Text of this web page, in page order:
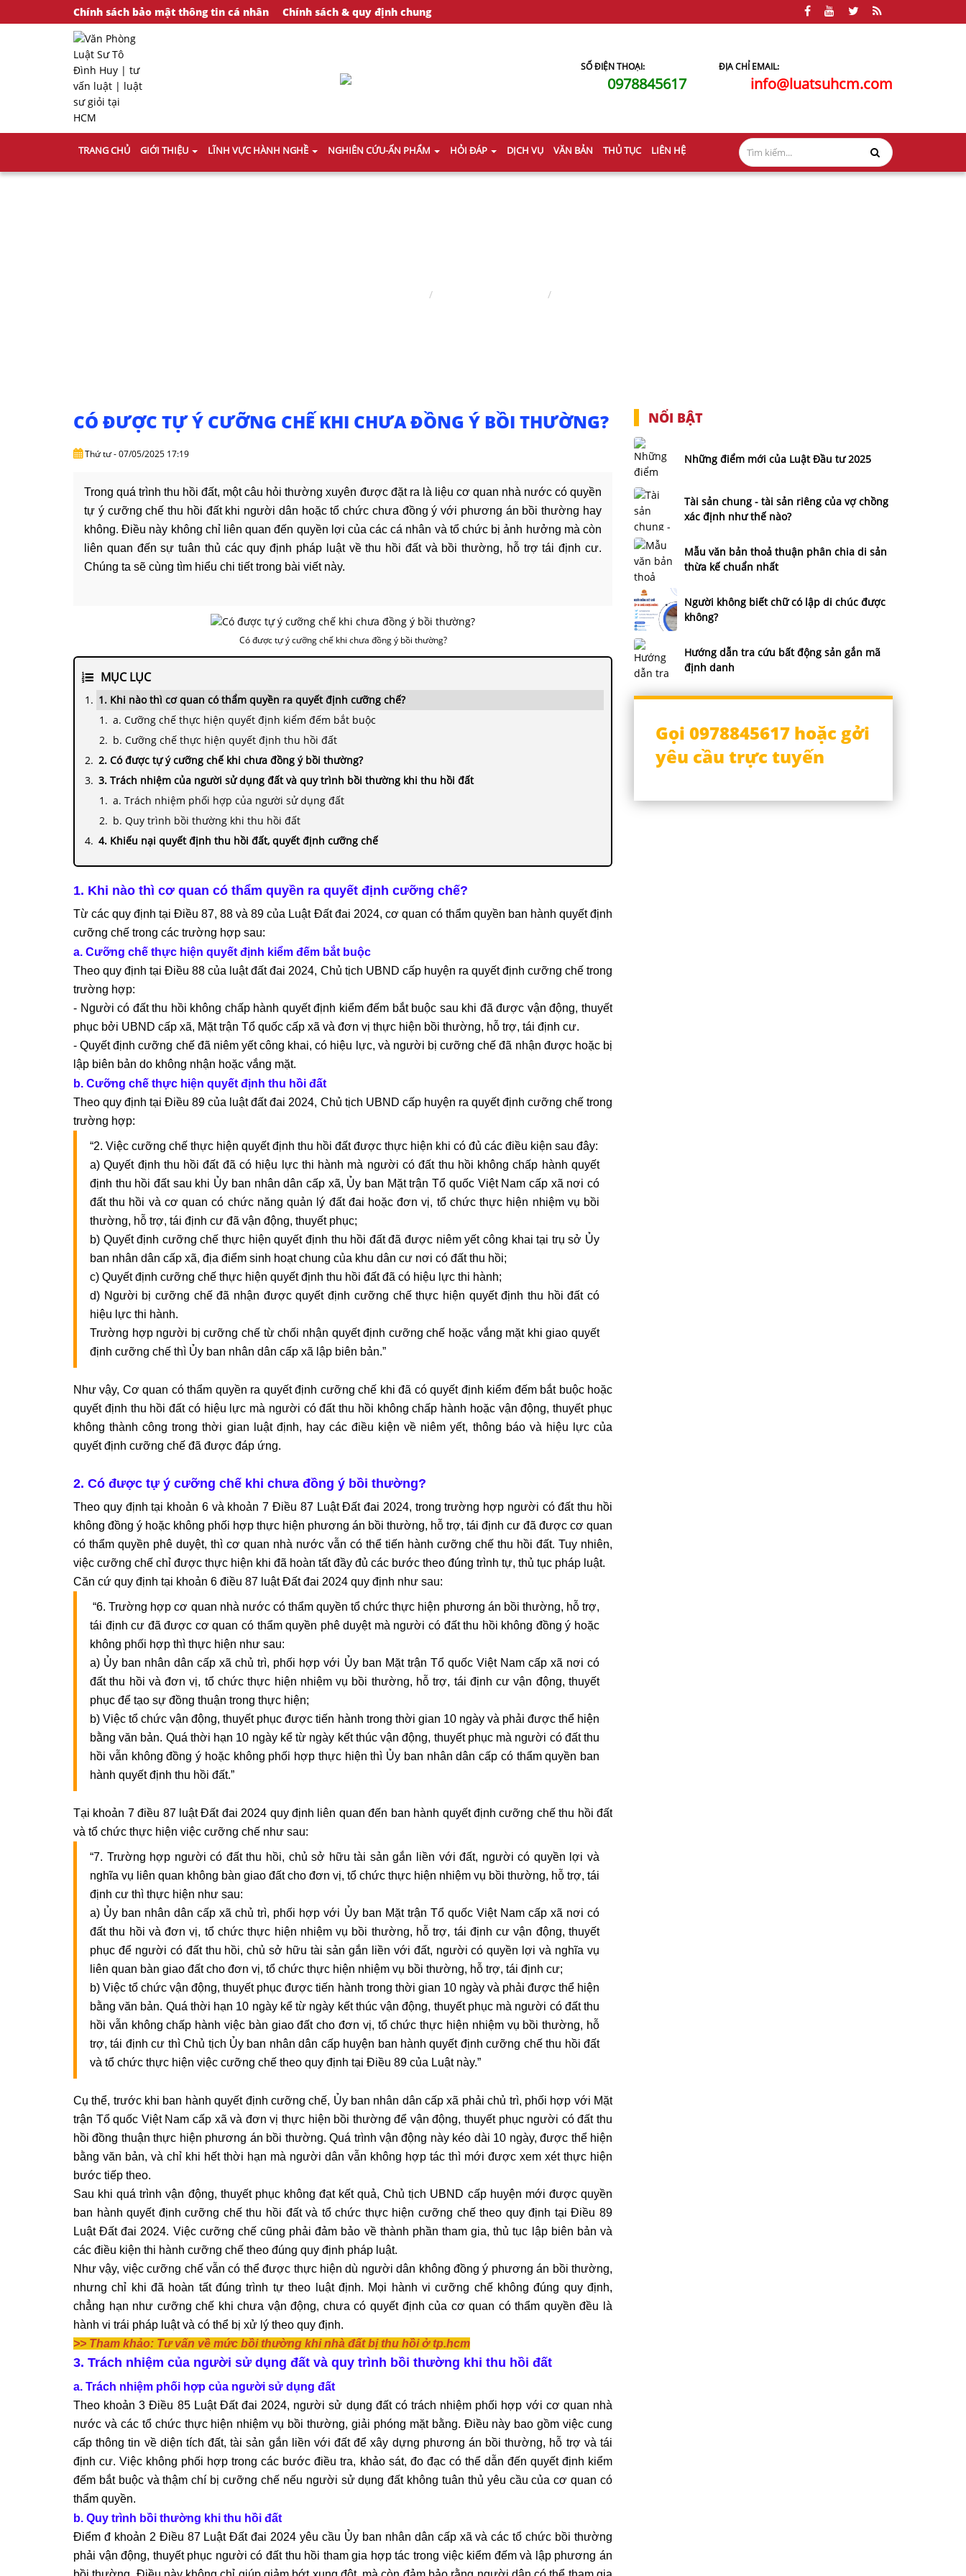
Chính sách bảo mật thông tin cá nhân Chính sách & quy định chung
SỐ ĐIỆN THOẠI:
0978845617
ĐỊA CHỈ EMAIL:
info@luatsuhcm.com
TRANG CHỦ GIỚI THIỆU LĨNH VỰC HÀNH NGHỀ NGHIÊN CỨU-ẤN PHẨM HỎI ĐÁP DỊCH VỤ VĂN BẢN THỦ TỤC LIÊN HỆ
CÓ ĐƯỢC TỰ Ý CƯỠNG CHẾ KHI CHƯA ĐỒNG Ý BỒI THƯỜNG?
Thứ tư - 07/05/2025 17:19
Trong quá trình thu hồi đất, một câu hỏi thường xuyên được đặt ra là liệu cơ quan nhà nước có quyền
tự ý cưỡng chế thu hồi đất khi người dân hoặc tổ chức chưa đồng ý với phương án bồi thường hay
không. Điều này không chỉ liên quan đến quyền lợi của các cá nhân và tổ chức bị ảnh hưởng mà còn
liên quan đến sự tuân thủ các quy định pháp luật về thu hồi đất và bồi thường, hỗ trợ tái định cư.
Chúng ta sẽ cùng tìm hiểu chi tiết trong bài viết này.
Có được tự ý cưỡng chế khi chưa đồng ý bồi thường?
MỤC LỤC
1. Khi nào thì cơ quan có thẩm quyền ra quyết định cưỡng chế?
a. Cưỡng chế thực hiện quyết định kiểm đếm bắt buộc
b. Cưỡng chế thực hiện quyết định thu hồi đất
2. Có được tự ý cưỡng chế khi chưa đồng ý bồi thường?
3. Trách nhiệm của người sử dụng đất và quy trình bồi thường khi thu hồi đất
a. Trách nhiệm phối hợp của người sử dụng đất
b. Quy trình bồi thường khi thu hồi đất
4. Khiếu nại quyết định thu hồi đất, quyết định cưỡng chế
1. Khi nào thì cơ quan có thẩm quyền ra quyết định cưỡng chế?
Từ các quy định tại Điều 87, 88 và 89 của Luật Đất đai 2024, cơ quan có thẩm quyền ban hành quyết định
cưỡng chế trong các trường hợp sau:
a. Cưỡng chế thực hiện quyết định kiểm đếm bắt buộc
Theo quy định tại Điều 88 của luật đất đai 2024, Chủ tịch UBND cấp huyện ra quyết định cưỡng chế trong
trường hợp:
- Người có đất thu hồi không chấp hành quyết định kiểm đếm bắt buộc sau khi đã được vận động, thuyết
phục bởi UBND cấp xã, Mặt trận Tổ quốc cấp xã và đơn vị thực hiện bồi thường, hỗ trợ, tái định cư.
- Quyết định cưỡng chế đã niêm yết công khai, có hiệu lực, và người bị cưỡng chế đã nhận được hoặc bị
lập biên bản do không nhận hoặc vắng mặt.
b. Cưỡng chế thực hiện quyết định thu hồi đất
Theo quy định tại Điều 89 của luật đất đai 2024, Chủ tịch UBND cấp huyện ra quyết định cưỡng chế trong
trường hợp:
“2. Việc cưỡng chế thực hiện quyết định thu hồi đất được thực hiện khi có đủ các điều kiện sau đây:
a) Quyết định thu hồi đất đã có hiệu lực thi hành mà người có đất thu hồi không chấp hành quyết
định thu hồi đất sau khi Ủy ban nhân dân cấp xã, Ủy ban Mặt trận Tổ quốc Việt Nam cấp xã nơi có
đất thu hồi và cơ quan có chức năng quản lý đất đai hoặc đơn vị, tổ chức thực hiện nhiệm vụ bồi
thường, hỗ trợ, tái định cư đã vận động, thuyết phục;
b) Quyết định cưỡng chế thực hiện quyết định thu hồi đất đã được niêm yết công khai tại trụ sở Ủy
ban nhân dân cấp xã, địa điểm sinh hoạt chung của khu dân cư nơi có đất thu hồi;
c) Quyết định cưỡng chế thực hiện quyết định thu hồi đất đã có hiệu lực thi hành;
d) Người bị cưỡng chế đã nhận được quyết định cưỡng chế thực hiện quyết định thu hồi đất có
hiệu lực thi hành.
Trường hợp người bị cưỡng chế từ chối nhận quyết định cưỡng chế hoặc vắng mặt khi giao quyết
định cưỡng chế thì Ủy ban nhân dân cấp xã lập biên bản.”
Như vậy, Cơ quan có thẩm quyền ra quyết định cưỡng chế khi đã có quyết định kiểm đếm bắt buộc hoặc
quyết định thu hồi đất có hiệu lực mà người có đất thu hồi không chấp hành hoặc vận động, thuyết phục
không thành công trong thời gian luật định, hay các điều kiện về niêm yết, thông báo và hiệu lực của
quyết định cưỡng chế đã được đáp ứng.
2. Có được tự ý cưỡng chế khi chưa đồng ý bồi thường?
Theo quy định tại khoản 6 và khoản 7 Điều 87 Luật Đất đai 2024, trong trường hợp người có đất thu hồi
không đồng ý hoặc không phối hợp thực hiện phương án bồi thường, hỗ trợ, tái định cư đã được cơ quan
có thẩm quyền phê duyệt, thì cơ quan nhà nước vẫn có thể tiến hành cưỡng chế thu hồi đất. Tuy nhiên,
việc cưỡng chế chỉ được thực hiện khi đã hoàn tất đầy đủ các bước theo đúng trình tự, thủ tục pháp luật.
Căn cứ quy định tại khoản 6 điều 87 luật Đất đai 2024 quy định như sau:
“6. Trường hợp cơ quan nhà nước có thẩm quyền tổ chức thực hiện phương án bồi thường, hỗ trợ,
tái định cư đã được cơ quan có thẩm quyền phê duyệt mà người có đất thu hồi không đồng ý hoặc
không phối hợp thì thực hiện như sau:
a) Ủy ban nhân dân cấp xã chủ trì, phối hợp với Ủy ban Mặt trận Tổ quốc Việt Nam cấp xã nơi có
đất thu hồi và đơn vị, tổ chức thực hiện nhiệm vụ bồi thường, hỗ trợ, tái định cư vận động, thuyết
phục để tạo sự đồng thuận trong thực hiện;
b) Việc tổ chức vận động, thuyết phục được tiến hành trong thời gian 10 ngày và phải được thể hiện
bằng văn bản. Quá thời hạn 10 ngày kể từ ngày kết thúc vận động, thuyết phục mà người có đất thu
hồi vẫn không đồng ý hoặc không phối hợp thực hiện thì Ủy ban nhân dân cấp có thẩm quyền ban
hành quyết định thu hồi đất.”
Tại khoản 7 điều 87 luật Đất đai 2024 quy định liên quan đến ban hành quyết định cưỡng chế thu hồi đất
và tổ chức thực hiện việc cưỡng chế như sau:
“7. Trường hợp người có đất thu hồi, chủ sở hữu tài sản gắn liền với đất, người có quyền lợi và
nghĩa vụ liên quan không bàn giao đất cho đơn vị, tổ chức thực hiện nhiệm vụ bồi thường, hỗ trợ, tái
định cư thì thực hiện như sau:
a) Ủy ban nhân dân cấp xã chủ trì, phối hợp với Ủy ban Mặt trận Tổ quốc Việt Nam cấp xã nơi có
đất thu hồi và đơn vị, tổ chức thực hiện nhiệm vụ bồi thường, hỗ trợ, tái định cư vận động, thuyết
phục để người có đất thu hồi, chủ sở hữu tài sản gắn liền với đất, người có quyền lợi và nghĩa vụ
liên quan bàn giao đất cho đơn vị, tổ chức thực hiện nhiệm vụ bồi thường, hỗ trợ, tái định cư;
b) Việc tổ chức vận động, thuyết phục được tiến hành trong thời gian 10 ngày và phải được thể hiện
bằng văn bản. Quá thời hạn 10 ngày kể từ ngày kết thúc vận động, thuyết phục mà người có đất thu
hồi vẫn không chấp hành việc bàn giao đất cho đơn vị, tổ chức thực hiện nhiệm vụ bồi thường, hỗ
trợ, tái định cư thì Chủ tịch Ủy ban nhân dân cấp huyện ban hành quyết định cưỡng chế thu hồi đất
và tổ chức thực hiện việc cưỡng chế theo quy định tại Điều 89 của Luật này.”
Cụ thể, trước khi ban hành quyết định cưỡng chế, Ủy ban nhân dân cấp xã phải chủ trì, phối hợp với Mặt
trận Tổ quốc Việt Nam cấp xã và đơn vị thực hiện bồi thường để vận động, thuyết phục người có đất thu
hồi đồng thuận thực hiện phương án bồi thường. Quá trình vận động này kéo dài 10 ngày, được thể hiện
bằng văn bản, và chỉ khi hết thời hạn mà người dân vẫn không hợp tác thì mới được xem xét thực hiện
bước tiếp theo.
Sau khi quá trình vận động, thuyết phục không đạt kết quả, Chủ tịch UBND cấp huyện mới được quyền
ban hành quyết định cưỡng chế thu hồi đất và tổ chức thực hiện cưỡng chế theo quy định tại Điều 89
Luật Đất đai 2024. Việc cưỡng chế cũng phải đảm bảo về thành phần tham gia, thủ tục lập biên bản và
các điều kiện thi hành cưỡng chế theo đúng quy định pháp luật.
Như vậy, việc cưỡng chế vẫn có thể được thực hiện dù người dân không đồng ý phương án bồi thường,
nhưng chỉ khi đã hoàn tất đúng trình tự theo luật định. Mọi hành vi cưỡng chế không đúng quy định,
chẳng hạn như cưỡng chế khi chưa vận động, chưa có quyết định của cơ quan có thẩm quyền đều là
hành vi trái pháp luật và có thể bị xử lý theo quy định.
>> Tham khảo: Tư vấn về mức bồi thường khi nhà đất bị thu hồi ở tp.hcm
3. Trách nhiệm của người sử dụng đất và quy trình bồi thường khi thu hồi đất
a. Trách nhiệm phối hợp của người sử dụng đất
Theo khoản 3 Điều 85 Luật Đất đai 2024, người sử dụng đất có trách nhiệm phối hợp với cơ quan nhà
nước và các tổ chức thực hiện nhiệm vụ bồi thường, giải phóng mặt bằng. Điều này bao gồm việc cung
cấp thông tin về diện tích đất, tài sản gắn liền với đất để xây dựng phương án bồi thường, hỗ trợ và tái
định cư. Việc không phối hợp trong các bước điều tra, khảo sát, đo đạc có thể dẫn đến quyết định kiểm
đếm bắt buộc và thậm chí bị cưỡng chế nếu người sử dụng đất không tuân thủ yêu cầu của cơ quan có
thẩm quyền.
b. Quy trình bồi thường khi thu hồi đất
Điểm đ khoản 2 Điều 87 Luật Đất đai 2024 yêu cầu Ủy ban nhân dân cấp xã và các tổ chức bồi thường
phải vận động, thuyết phục người có đất thu hồi tham gia hợp tác trong việc kiểm đếm và lập phương án
NỔI BẬT
Những điểm mới của Luật Đầu tư 2025
Tài sản chung - tài sản riêng của vợ chồng
xác định như thế nào?
Mẫu văn bản thoả thuận phân chia di sản
thừa kế chuẩn nhất
Người không biết chữ có lập di chúc được
không?
Hướng dẫn tra cứu bất động sản gắn mã
định danh
Gọi 0978845617 hoặc gởi
yêu cầu trực tuyến